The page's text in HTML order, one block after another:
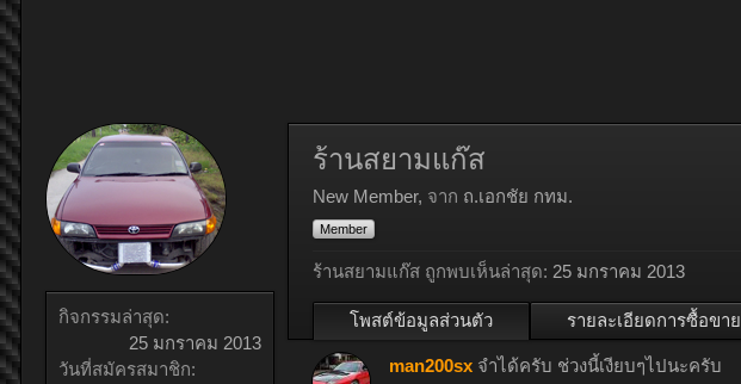
กิจกรรมล่าสุด:
25 มกราคม 2013
วันที่สมัครสมาชิก:
ร้านสยามแก๊ส
New Member, จาก ถ.เอกชัย กทม.
Member
ร้านสยามแก๊ส ถูกพบเห็นล่าสุด: 25 มกราคม 2013
โพสต์ข้อมูลส่วนตัว รายละเอียดการซื้อขาย
man200sx จำได้ครับ ช่วงนี้เงียบๆไปนะครับ